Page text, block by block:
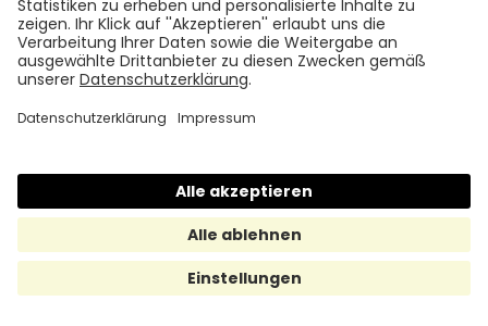
Anwendung von Tarifverträgen
in verschiedenen Branchen
In der Automobilindustrie sind Tarifverträge
entscheidende Rolle bei der Regelung von
Arbeitsbedingungen und Löhnen. Sie legen
Mindestlöhne, Arbeitszeiten,
Urlaubsansprüche, Zuschläge für
Überstunden und andere Aspekte der